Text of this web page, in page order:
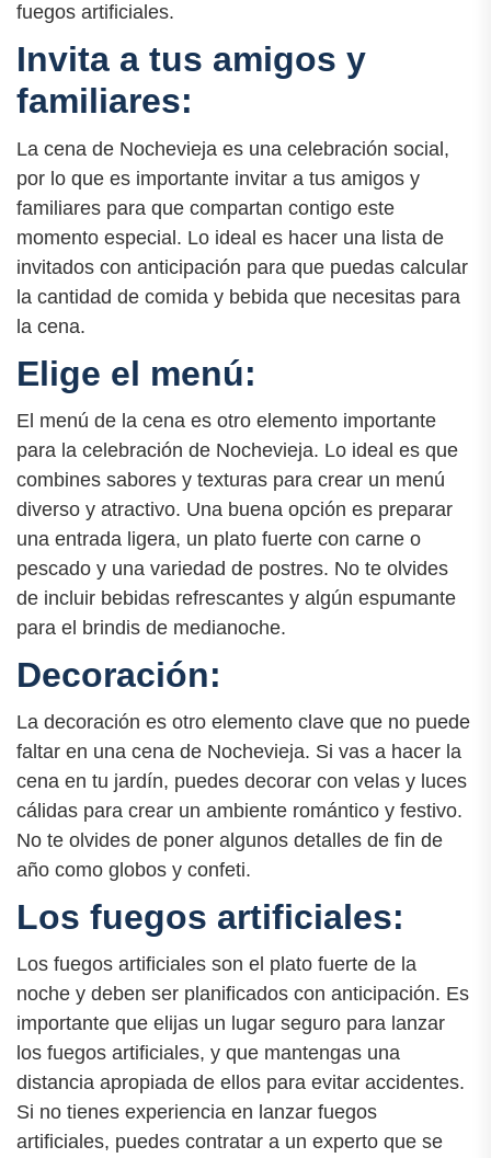
fuegos artificiales.
Invita a tus amigos y
familiares:
La cena de Nochevieja es una celebración social,
por lo que es importante invitar a tus amigos y
familiares para que compartan contigo este
momento especial. Lo ideal es hacer una lista de
invitados con anticipación para que puedas calcular
la cantidad de comida y bebida que necesitas para
la cena.
Elige el menú:
El menú de la cena es otro elemento importante
para la celebración de Nochevieja. Lo ideal es que
combines sabores y texturas para crear un menú
diverso y atractivo. Una buena opción es preparar
una entrada ligera, un plato fuerte con carne o
pescado y una variedad de postres. No te olvides
de incluir bebidas refrescantes y algún espumante
para el brindis de medianoche.
Decoración:
La decoración es otro elemento clave que no puede
faltar en una cena de Nochevieja. Si vas a hacer la
cena en tu jardín, puedes decorar con velas y luces
cálidas para crear un ambiente romántico y festivo.
No te olvides de poner algunos detalles de fin de
año como globos y confeti.
Los fuegos artificiales:
Los fuegos artificiales son el plato fuerte de la
noche y deben ser planificados con anticipación. Es
importante que elijas un lugar seguro para lanzar
los fuegos artificiales, y que mantengas una
distancia apropiada de ellos para evitar accidentes.
Si no tienes experiencia en lanzar fuegos
artificiales, puedes contratar a un experto que se